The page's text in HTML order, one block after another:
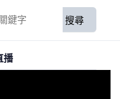
搜尋
播